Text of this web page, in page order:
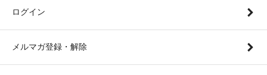
ログイン
メルマガ登録・解除